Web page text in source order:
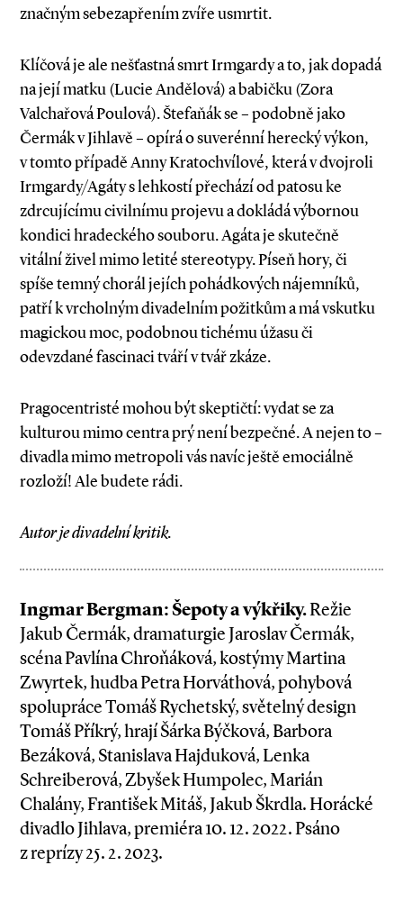
značným sebezapřením zvíře usmrtit.
Klíčová je ale nešťastná smrt Irmgardy a to, jak dopadá
na její matku (Lucie Andělová) a babičku (Zora
Valchařová Poulová). Štefaňák se – podobně jako
Čermák v Jihlavě – opírá o suverénní herecký výkon,
v tomto případě Anny Kratochvílové, která v dvojroli
Irmgardy/Agáty s lehkostí přechází od patosu ke
zdrcujícímu civilnímu projevu a dokládá výbornou
kondici hradeckého souboru. Agáta je skutečně
vitální živel mimo letité stereotypy. Píseň hory, či
spíše temný chorál jejích pohádkových nájemníků,
patří k vrcholným divadelním požitkům a má vskutku
magickou moc, podobnou tichému úžasu či
odevzdané fascinaci tváří v tvář zkáze.
Pragocentristé mohou být skeptičtí: vydat se za
kulturou mimo centra prý není bezpečné. A nejen to –
divadla mimo metropoli vás navíc ještě emociálně
rozloží! Ale budete rádi.
Autor je divadelní kritik.
Ingmar Bergman: Šepoty a výkřiky.Režie
Jakub Čermák, dramaturgie Jaroslav Čermák,
scéna Pavlína Chroňáková, kostýmy Martina
Zwyrtek, hudba Petra Horváthová, pohybová
spolupráce Tomáš Rychetský, světelný design
Tomáš Příkrý, hrají Šárka Býčková, Barbora
Bezáková, Stanislava Hajduková, Lenka
Schreiberová, Zbyšek Humpolec, Marián
Chalány, František Mitáš, Jakub Škrdla. Horácké
divadlo Jihlava, premiéra 10. 12. 2022. Psáno
z reprízy 25. 2. 2023.